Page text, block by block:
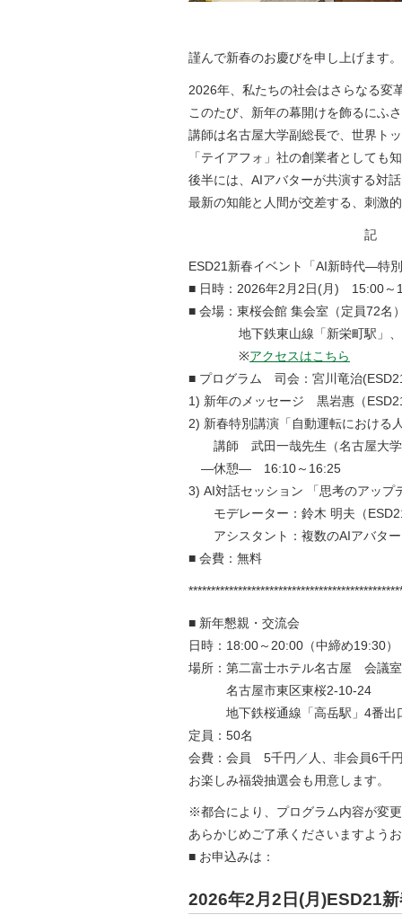
謹んで新春のお慶びを申し上げます。
2026年、私たちの社会はさらなる変
このたび、新年の幕開けを飾るにふ
講師は名古屋大学副総長で、世界ト
「テイアフォ」社の創業者としても
後半には、AIアバターが共演する対
最新の知能と人間が交差する、刺激
記
ESD21新春イベント「AI新時代―特
■ 日時：2026年2月2日(月) 15:00～
■ 会場：東桜会館 集会室（定員72名
地下鉄東山線「新栄町駅」、桜
※アクセスはこちら
■ プログラム 司会：宮川竜治
1) 新年のメッセージ 黒岩惠（
2) 新春特別講演 「自動運転における
講師 武田一哉先生（名古屋
―休憩― 16:10～16:25
3) AI対話セッション 「思考のアップ
モデレーター：鈴木 明夫（
アシスタント：複数のAIアバター
■ 会費：無料
■ 新年懇親・交流会
日時：18:00～20:00（中締め19:30）
場所：第二富士ホテル名古屋 会議
名古屋市東区東桜2-10-24
地下鉄桜通線「高岳駅」4番出
定員：50名
会費：会員 5千円／人、非会員6千
お楽しみ福袋抽選会も用意します。
※都合により、プログラム内容が変
あらかじめご了承くださいますよう
■ お申込みは：
2026年2月2日(月)ESD21